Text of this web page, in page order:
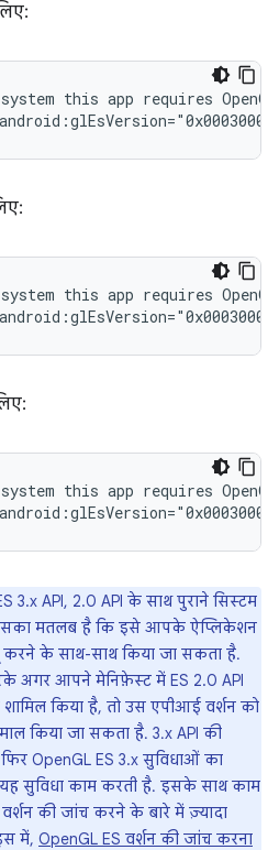
system this app requires OpenGL
system this app requires OpenGL
system this app requires OpenGL
3.x API, 2.0 API के साथ पुराने सिस्टम
मतलब है कि इसे आपके ऐप्लिकेशन
करने के साथ-साथ किया जा सकता है.
अगर आपने मेनिफ़ेस्ट में ES 2.0 API
किया है, तो उस एपीआई वर्शन को
किया जा सकता है. 3.x API की
OpenGL ES 3.x सुविधाओं का
सुविधा काम करती है. इसके साथ काम
की जांच करने के बारे में ज़्यादा
में, OpenGL ES वर्शन की जांच करना